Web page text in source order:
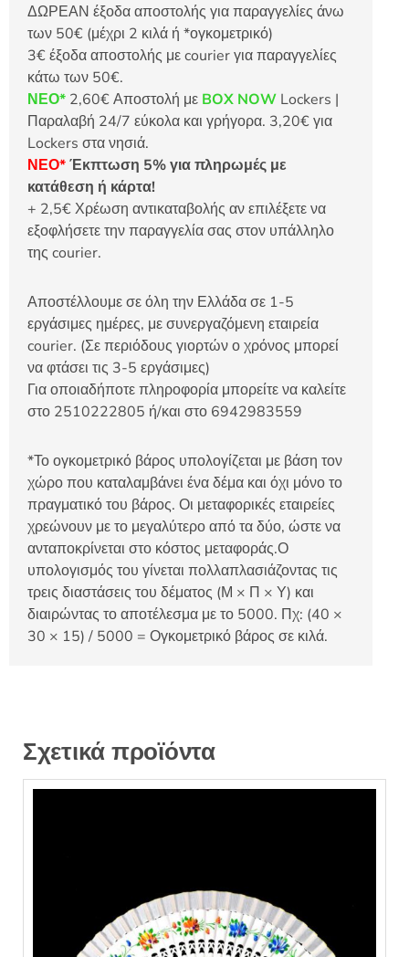
ΔΩΡΕΑΝ έξοδα αποστολής για παραγγελίες άνω
των 50€ (μέχρι 2 κιλά ή *ογκομετρικό)
3€ έξοδα αποστολής με courier για παραγγελίες
κάτω των 50€.
ΝΕΟ* 2,60€ Αποστολή με BOX NOW Lockers |
Παραλαβή 24/7 εύκολα και γρήγορα. 3,20€ για
Lockers στα νησιά.
ΝΕΟ*Έκπτωση 5% για πληρωμές με
κατάθεση ή κάρτα!
+ 2,5€ Χρέωση αντικαταβολής αν επιλέξετε να
εξοφλήσετε την παραγγελία σας στον υπάλληλο
της courier.
Αποστέλλουμε σε όλη την Ελλάδα σε 1-5
εργάσιμες ημέρες, με συνεργαζόμενη εταιρεία
courier. (Σε περιόδους γιορτών ο χρόνος μπορεί
να φτάσει τις 3-5 εργάσιμες)
Για οποιαδήποτε πληροφορία μπορείτε να καλείτε
στο 2510222805 ή/και στο 6942983559
*Το ογκομετρικό βάρος υπολογίζεται με βάση τον
χώρο που καταλαμβάνει ένα δέμα και όχι μόνο το
πραγματικό του βάρος. Οι μεταφορικές εταιρείες
χρεώνουν με το μεγαλύτερο από τα δύο, ώστε να
ανταποκρίνεται στο κόστος μεταφοράς.Ο
υπολογισμός του γίνεται πολλαπλασιάζοντας τις
τρεις διαστάσεις του δέματος (Μ × Π × Υ) και
διαιρώντας το αποτέλεσμα με το 5000. Πχ: (40 ×
30 × 15) / 5000 = Ογκομετρικό βάρος σε κιλά.
Σχετικά προϊόντα